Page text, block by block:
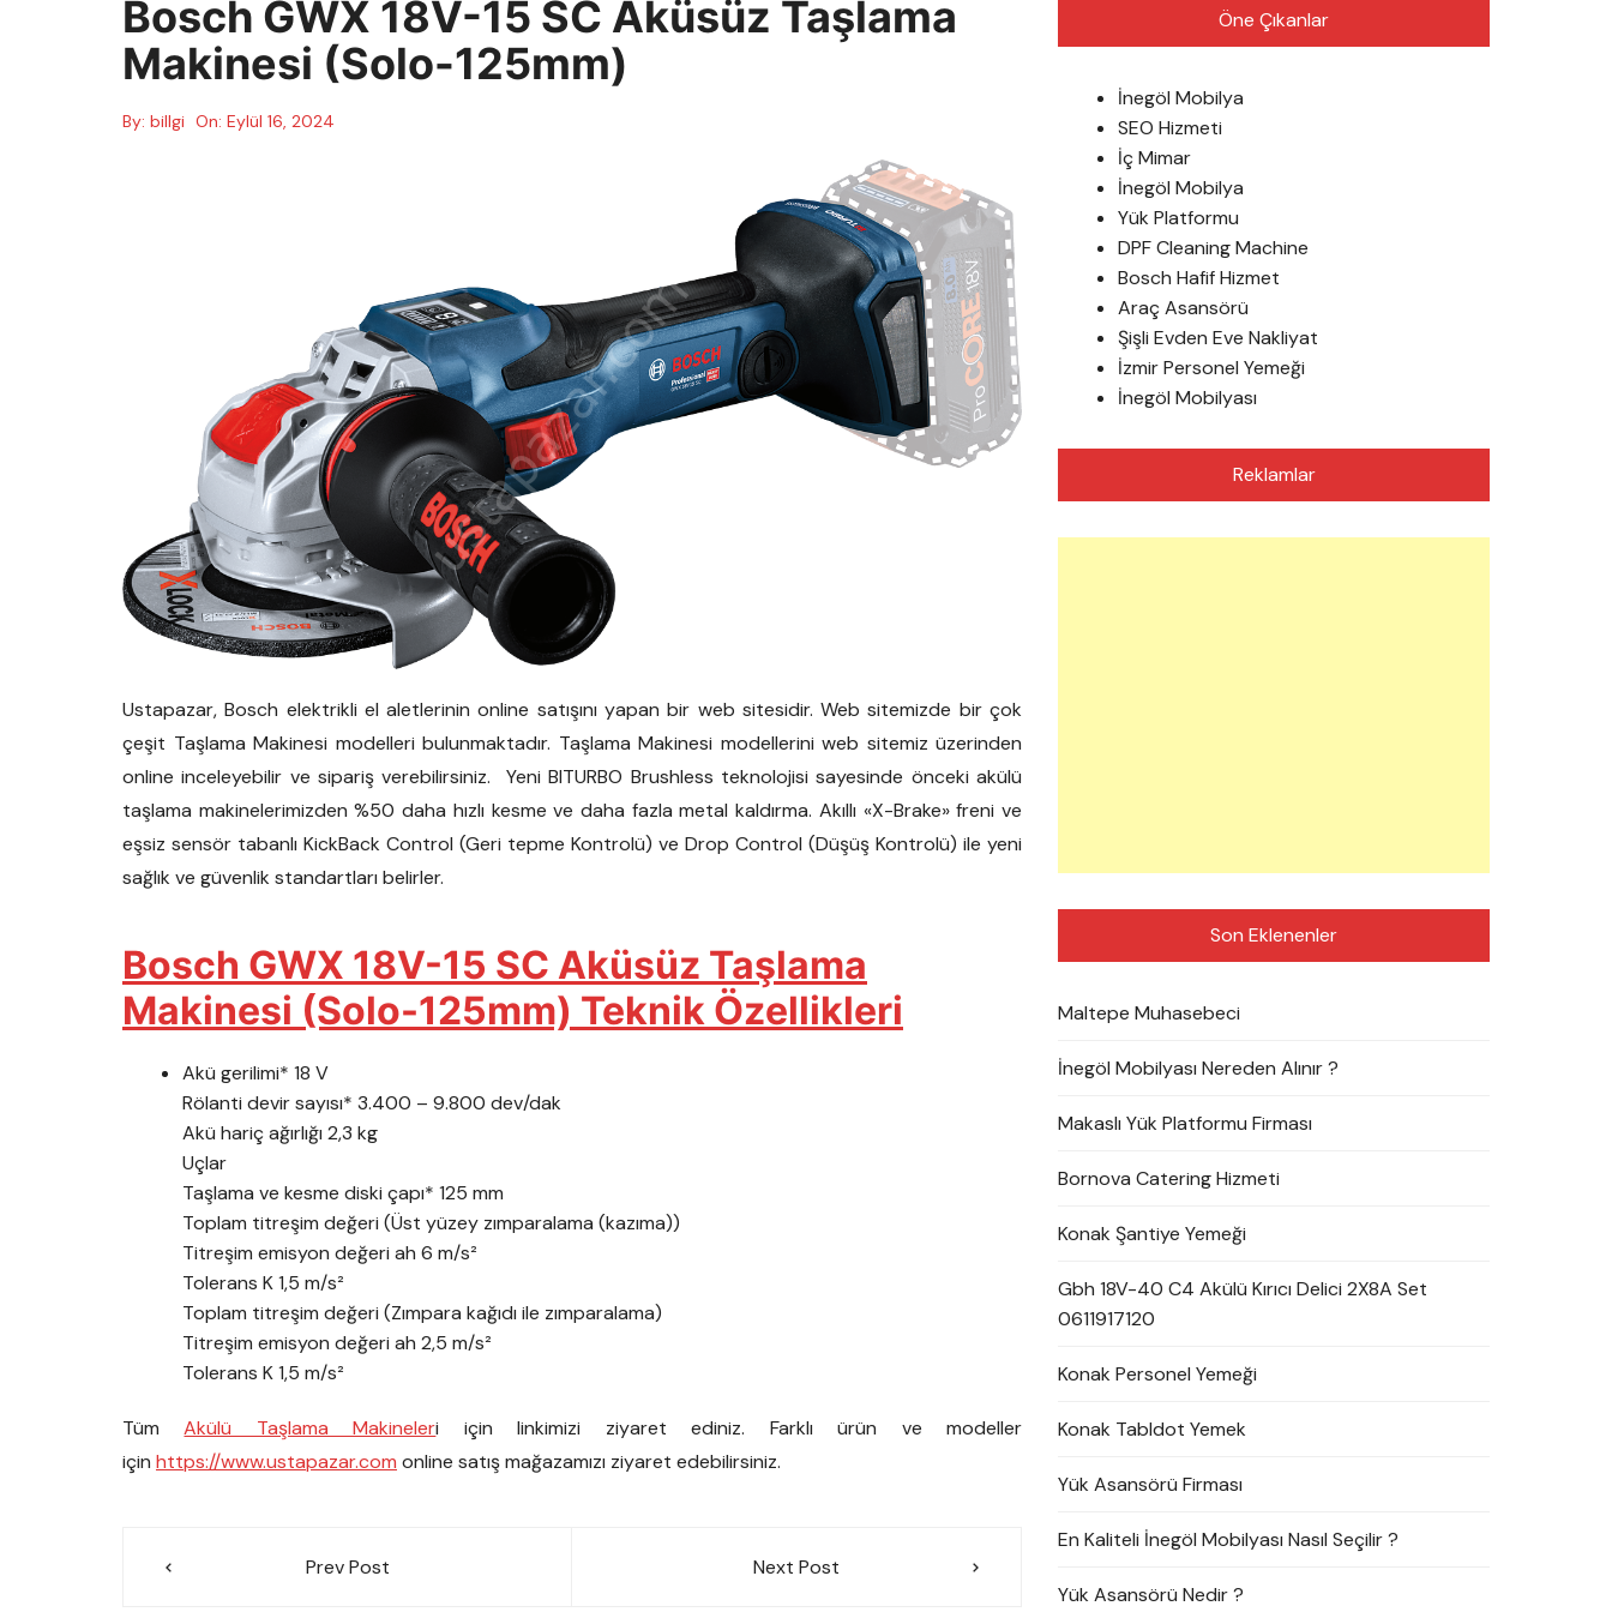
Bosch GWX 18V-15 SC Aküsüz Taşlama
Makinesi (Solo-125mm)
By: billgi On: Eylül 16, 2024
Ustapazar, Bosch elektrikli el aletlerinin online satışını yapan bir web sitesidir. Web sitemizde bir çok
çeşit Taşlama Makinesi modelleri bulunmaktadır. Taşlama Makinesi modellerini web sitemiz üzerinden
online inceleyebilir ve sipariş verebilirsiniz. Yeni BITURBO Brushless teknolojisi sayesinde önceki akülü
taşlama makinelerimizden %50 daha hızlı kesme ve daha fazla metal kaldırma. Akıllı «X-Brake» freni ve
eşsiz sensör tabanlı KickBack Control (Geri tepme Kontrolü) ve Drop Control (Düşüş Kontrolü) ile yeni
sağlık ve güvenlik standartları belirler.
Bosch GWX 18V-15 SC Aküsüz Taşlama
Makinesi (Solo-125mm) Teknik Özellikleri
Akü gerilimi* 18 V
Rölanti devir sayısı* 3.400 – 9.800 dev/dak
Akü hariç ağırlığı 2,3 kg
Uçlar
Taşlama ve kesme diski çapı* 125 mm
Toplam titreşim değeri (Üst yüzey zımparalama (kazıma))
Titreşim emisyon değeri ah 6 m/s²
Tolerans K 1,5 m/s²
Toplam titreşim değeri (Zımpara kağıdı ile zımparalama)
Titreşim emisyon değeri ah 2,5 m/s²
Tolerans K 1,5 m/s²
TümAkülü Taşlama Makineleri için linkimizi ziyaret ediniz. Farklı ürün ve modeller
için https://www.ustapazar.com online satış mağazamızı ziyaret edebilirsiniz.
Prev Post Next Post
Öne Çıkanlar
İnegöl Mobilya
SEO Hizmeti
İç Mimar
İnegöl Mobilya
Yük Platformu
DPF Cleaning Machine
Bosch Hafif Hizmet
Araç Asansörü
Şişli Evden Eve Nakliyat
İzmir Personel Yemeği
İnegöl Mobilyası
Reklamlar
Son Eklenenler
Maltepe Muhasebeci
İnegöl Mobilyası Nereden Alınır ?
Makaslı Yük Platformu Firması
Bornova Catering Hizmeti
Konak Şantiye Yemeği
Gbh 18V-40 C4 Akülü Kırıcı Delici 2X8A Set
0611917120
Konak Personel Yemeği
Konak Tabldot Yemek
Yük Asansörü Firması
En Kaliteli İnegöl Mobilyası Nasıl Seçilir ?
Yük Asansörü Nedir ?